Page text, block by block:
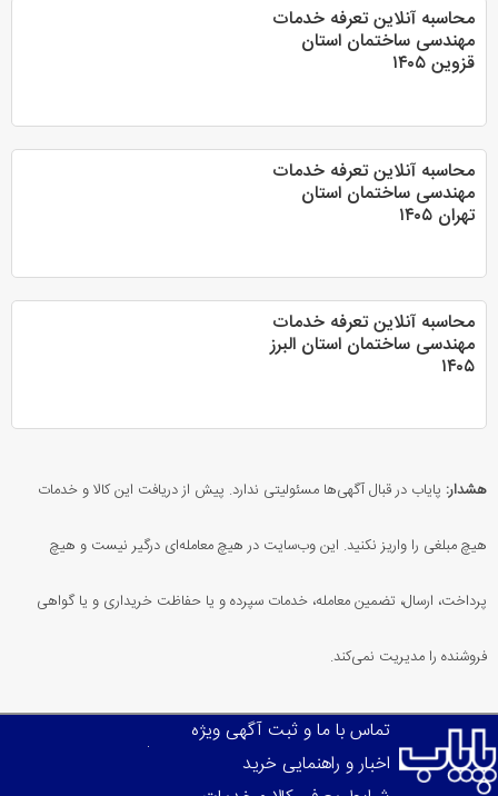
محاسبه آنلاین تعرفه خدمات
مهندسی ساختمان استان
قزوین ۱۴۰۵
محاسبه آنلاین تعرفه خدمات
مهندسی ساختمان استان
تهران ۱۴۰۵
محاسبه آنلاین تعرفه خدمات
مهندسی ساختمان استان البرز
۱۴۰۵
هشدار: پایاب در قبال آگهی‌ها مسئولیتی ندارد. پیش از دریافت این کالا و خدمات
هیچ مبلغی را واریز نکنید. این وب‌سایت در هیچ معامله‌ای درگیر نیست و هیچ
پرداخت، ارسال، تضمین معامله، خدمات سپرده و یا حفاظت خریداری و یا گواهی
فروشنده را مدیریت نمی‌کند.
تماس با ما و ثبت آگهی ویژه
اخبار و راهنمایی خرید